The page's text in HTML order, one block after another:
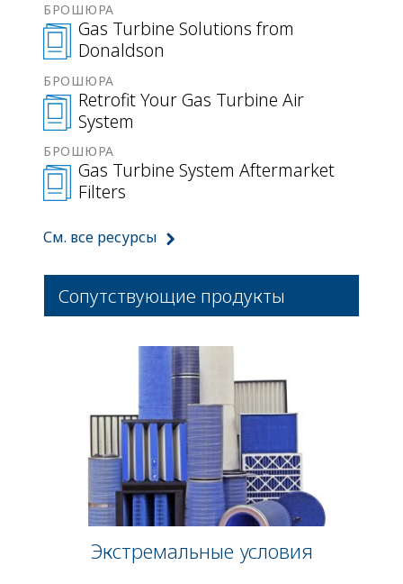
БРОШЮРА
Gas Turbine Solutions from
Donaldson
БРОШЮРА
Retrofit Your Gas Turbine Air
System
БРОШЮРА
Gas Turbine System Aftermarket
Filters
См. все ресурсы
Сопутствующие продукты
Экстремальные условия